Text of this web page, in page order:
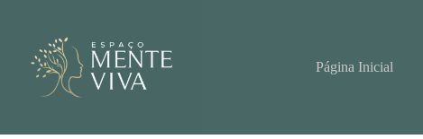
conteúdo
Página Inicial